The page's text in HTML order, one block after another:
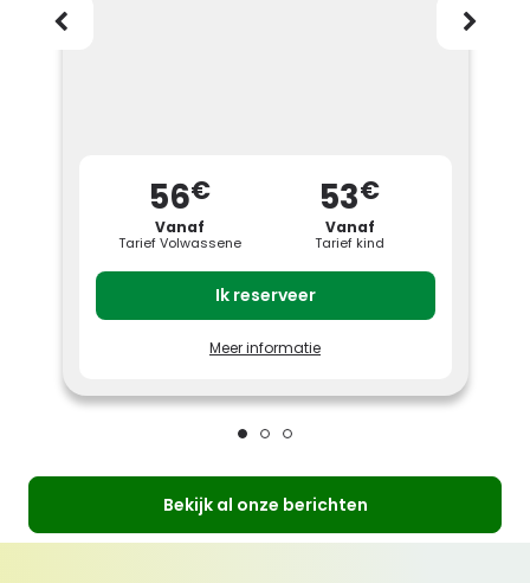
56€
Vanaf
Tarief Volwassene
53€
Vanaf
Tarief kind
Ik reserveer
Profiteer van speciale tarieven door je
Tarief Volwassene (12 jaar en ouder):
Tarief Kind (3 tot 11 jaar): vanaf € 53
geselecteerde bezoekdatum,
raadpleeg de tariefkalender.
Beperkt ticket met vaste datum, geldig
gedurende de dag van 4 april 2026 tot
Meer informatie
Bekijk al onze berichten